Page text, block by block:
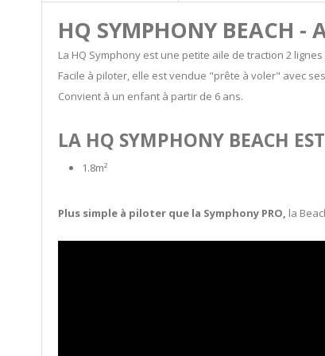
HQ SYMPHONY BEACH -
La HQ Symphony est une petite aile de traction 2
Facile à piloter, elle est vendue "prête à voler" avec
Convient à un enfant à partir de 6 ans.
LA HQ SYMPHONY BEACH
1.8m²
Plus simple à piloter que la Symphony PRO, la